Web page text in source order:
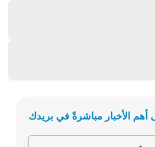
الأخبار مباشرةً في بريدك